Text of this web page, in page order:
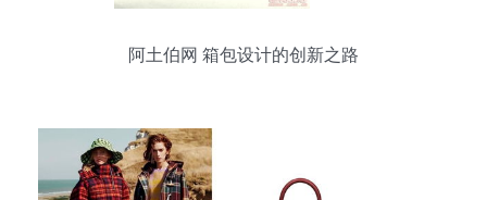
阿土伯网 箱包设计的创新之路